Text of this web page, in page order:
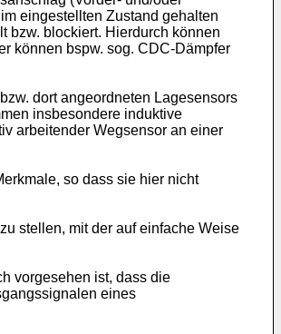
eingestellten Zustand gehalten
bzw. blockiert. Hierdurch können
können bspw. sog. CDC-Dämpfer
dort angeordneten Lagesensors
insbesondere induktive
arbeitender Wegsensor an einer
so dass sie hier nicht
stellen, mit der auf einfache Weise
vorgesehen ist, dass die
eines